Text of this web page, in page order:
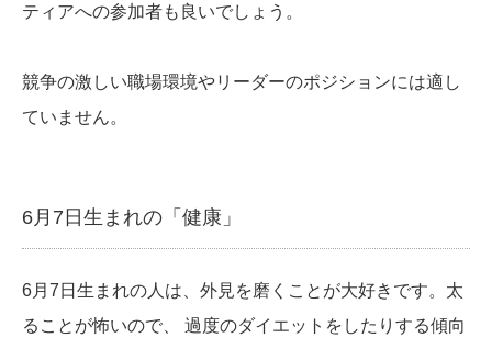
ティアへの参加者も良いでしょう。
競争の激しい職場環境やリーダーのポジションには適し
ていません。
6月7日生まれの「健康」
6月7日生まれの人は、外見を磨くことが大好きです。太
ることが怖いので、 過度のダイエットをしたりする傾向